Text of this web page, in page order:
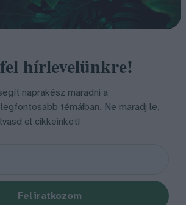
hírlevelünkre!
naprakész maradni a
témáiban. Ne maradj le,
el cikkeinket!
Feliratkozom